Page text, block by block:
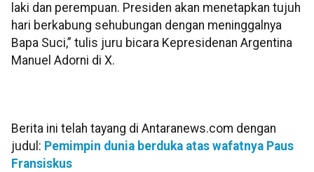
laki dan perempuan. Presiden akan menetapkan tujuh
hari berkabung sehubungan dengan meninggalnya
Bapa Suci,” tulis juru bicara Kepresidenan Argentina
Manuel Adorni di X.
Berita ini telah tayang di Antaranews.com dengan
judul: Pemimpin dunia berduka atas wafatnya Paus
Fransiskus